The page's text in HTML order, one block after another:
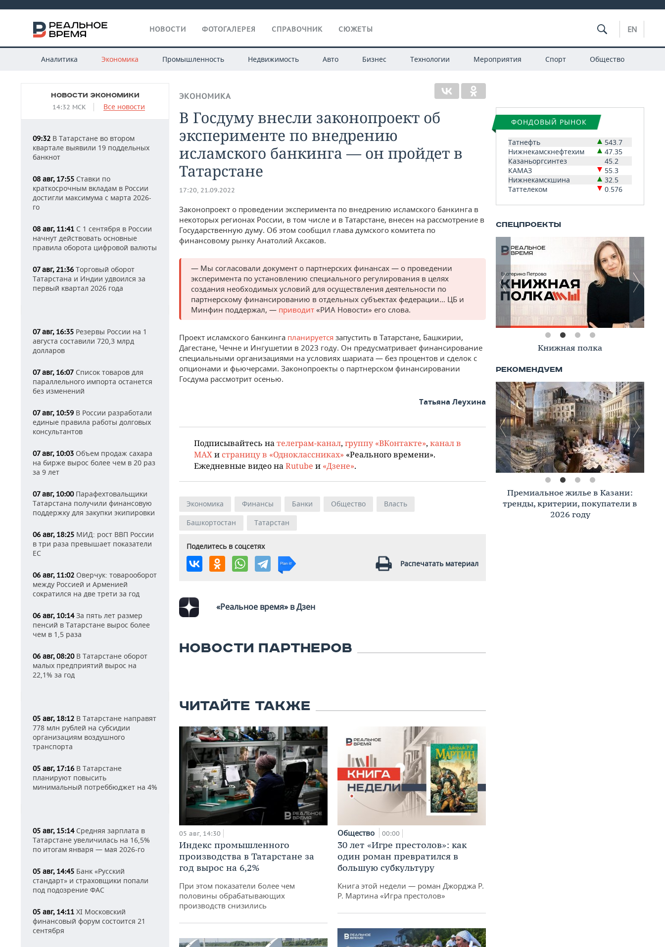
НОВОСТИ ФОТОГАЛЕРЕЯ СПРАВОЧНИК СЮЖЕТЫ EN
Аналитика Экономика Промышленность Недвижимость Авто Бизнес Технологии Мероприятия Спорт Общество
НОВОСТИ ЭКОНОМИКИ
14:32 МСК Все новости
09:32 В Татарстане во втором
квартале выявили 19 поддельных
банкнот
08 авг, 17:55 Ставки по
краткосрочным вкладам в России
достигли максимума с марта 2026-
го
08 авг, 11:41 С 1 сентября в России
начнут действовать основные
правила оборота цифровой валюты
07 авг, 21:36 Торговый оборот
Татарстана и Индии удвоился за
первый квартал 2026 года
07 авг, 16:35 Резервы России на 1
августа составили 720,3 млрд
долларов
07 авг, 16:07 Список товаров для
параллельного импорта останется
без изменений
07 авг, 10:59 В России разработали
единые правила работы долговых
консультантов
07 авг, 10:03 Объем продаж сахара
на бирже вырос более чем в 20 раз
за 9 лет
07 авг, 10:00Парафехтовальщики
Татарстана получили финансовую
поддержку для закупки экипировки
06 авг, 18:25 МИД: рост ВВП России
в три раза превышает показатели
ЕС
06 авг, 11:02 Оверчук: товарооборот
между Россией и Арменией
сократился на две трети за год
06 авг, 10:14За пять лет размер
пенсий в Татарстане вырос более
чем в 1,5 раза
06 авг, 08:20В Татарстане оборот
малых предприятий вырос на
22,1% за год
05 авг, 18:12 В Татарстане направят
778 млн рублей на субсидии
организациям воздушного
транспорта
05 авг, 17:16 В Татарстане
планируют повысить
минимальный потреббюджет на 4%
05 авг, 15:14Средняя зарплата в
Татарстане увеличилась на 16,5%
по итогам января — мая 2026-го
05 авг, 14:45 Банк «Русский
стандарт» и страховщики попали
под подозрение ФАС
05 авг, 14:11 XI Московский
финансовый форум состоится 21
сентября
ЭКОНОМИКА
В Госдуму внесли законопроект об
эксперименте по внедрению
исламского банкинга — он пройдет в
Татарстане
17:20, 21.09.2022
Законопроект о проведении эксперимента по внедрению исламского банкинга в
некоторых регионах России, в том числе и в Татарстане, внесен на рассмотрение в
Государственную думу. Об этом сообщил глава думского комитета по
финансовому рынку Анатолий Аксаков.
— Мы согласовали документ о партнерских финансах — о проведении
эксперимента по установлению специального регулирования в целях
создания необходимых условий для осуществления деятельности по
партнерскому финансированию в отдельных субъектах федерации… ЦБ и
Минфин поддержал, — приводит «РИА Новости» его слова.
Проект исламского банкинга планируется запустить в Татарстане, Башкирии,
Дагестане, Чечне и Ингушетии в 2023 году. Он предусматривает финансирование
специальными организациями на условиях шариата — без процентов и сделок с
опционами и фьючерсами. Законопроекты о партнерском финансировании
Госдума рассмотрит осенью.
Татьяна Леухина
Подписывайтесь на телеграм-канал, группу «ВКонтакте», канал в
MAX и страницу в «Одноклассниках» «Реального времени».
Ежедневные видео на Rutube и «Дзене».
Экономика Финансы Банки Общество
Власть
Башкортостан
Татарстан
Поделитесь в соцсетях
Распечатать материал
«Реальное время» в Дзен
НОВОСТИ ПАРТНЕРОВ
ЧИТАЙТЕ ТАКЖЕ
05 авг, 14:30
Индекс промышленного
производства в Татарстане за
год вырос на 6,2%
При этом показатели более чем
половины обрабатывающих
производств снизились
Общество 00:00
30 лет «Игре престолов»: как
один роман превратился в
большую субкультуру
Книга этой недели — роман Джорджа Р.
Р. Мартина «Игра престолов»
ФОНДОВЫЙ РЫНОК
Татнефть
543.7
Нижнекамскнефтехим
47.35
Казаньоргсинтез
45.2
КАМАЗ
55.3
Нижнекамскшина
32.5
Таттелеком
0.576
Книжная полка
Премиальное жилье в Казани:
тренды, критерии, покупатели в
2026 году